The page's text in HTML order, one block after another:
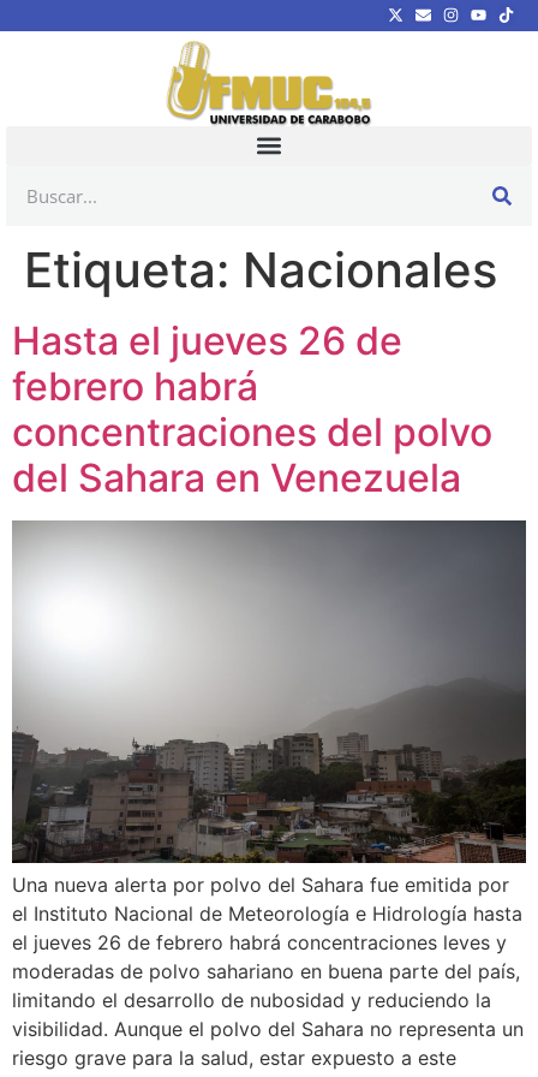
Etiqueta: Nacionales
Hasta el jueves 26 de
febrero habrá
concentraciones del polvo
del Sahara en Venezuela
Una nueva alerta por polvo del Sahara fue emitida por
el Instituto Nacional de Meteorología e Hidrología hasta
el jueves 26 de febrero habrá concentraciones leves y
moderadas de polvo sahariano en buena parte del país,
limitando el desarrollo de nubosidad y reduciendo la
visibilidad. Aunque el polvo del Sahara no representa un
riesgo grave para la salud, estar expuesto a este